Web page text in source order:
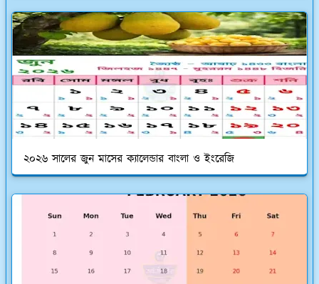
২০২৬ সালের জুন মাসের ক্যালেন্ডার বাংলা ও ইংরেজি